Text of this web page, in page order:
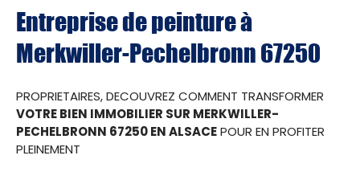
Entreprise de peinture à
Merkwiller-Pechelbronn 67250
PROPRIETAIRES, DECOUVREZ COMMENT TRANSFORMER
VOTRE BIEN IMMOBILIER SUR MERKWILLER-
PECHELBRONN 67250 EN ALSACEPOUR EN PROFITER
PLEINEMENT